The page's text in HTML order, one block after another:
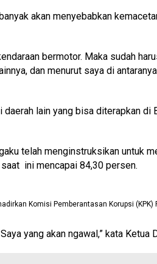
akan menyebabkan
bermotor. Maka sudah
dan menurut saya di
lain yang bisa diterapkan di
telah menginstruksikan untuk
ini mencapai 84,30 persen.
Komisi Pemberantasan Korupsi (KPK)
yang akan ngawal,” kata Ketua